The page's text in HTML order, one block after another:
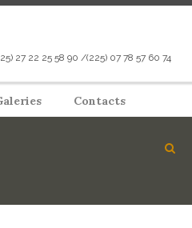
27 22 25 58 90 /(225) 07 78 57 60 74
Contacts